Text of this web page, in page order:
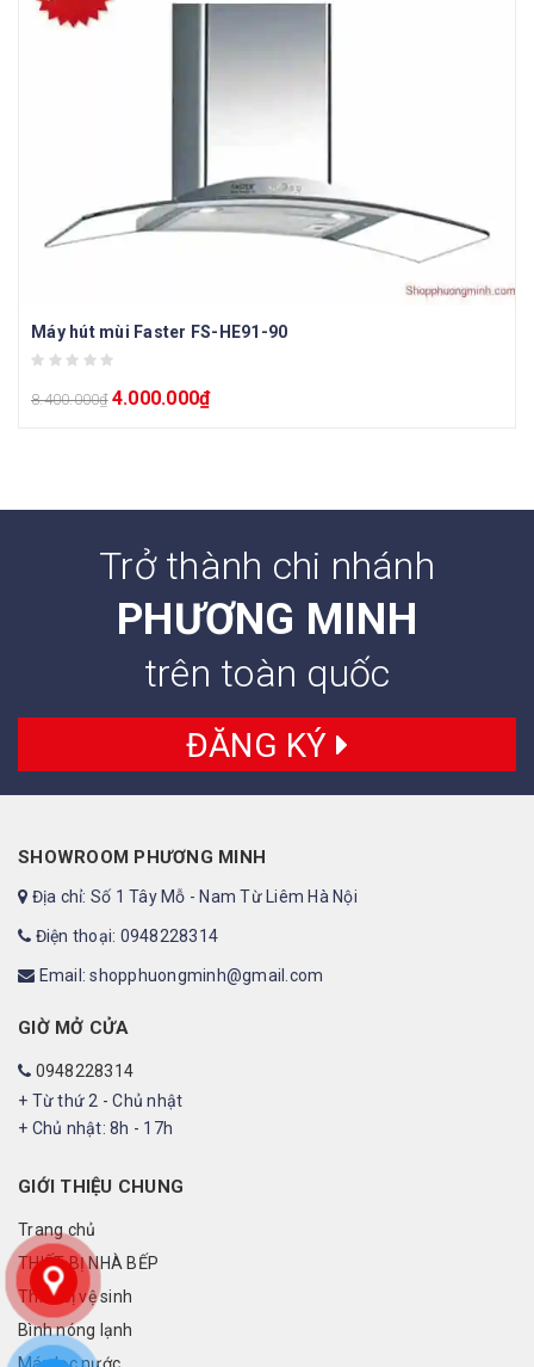
Máy hút mùi Faster FS-HE91-90
8.400.000₫ 4.000.000₫
Trở thành chi nhánh
PHƯƠNG MINH
trên toàn quốc
ĐĂNG KÝ
SHOWROOM PHƯƠNG MINH
Địa chỉ: Số 1 Tây Mỗ - Nam Từ Liêm Hà Nội
Điện thoại: 0948228314
Email: shopphuongminh@gmail.com
GIỜ MỞ CỬA
0948228314
+ Từ thứ 2 - Chủ nhật
+ Chủ nhật: 8h - 17h
GIỚI THIỆU CHUNG
Trang chủ
THIẾT BỊ NHÀ BẾP
Thiết bị vệ sinh
Bình nóng lạnh